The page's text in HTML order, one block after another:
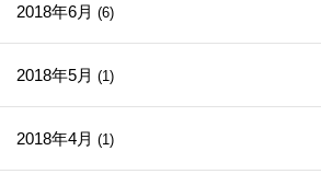
2018年6月 (6)
2018年5月 (1)
2018年4月 (1)